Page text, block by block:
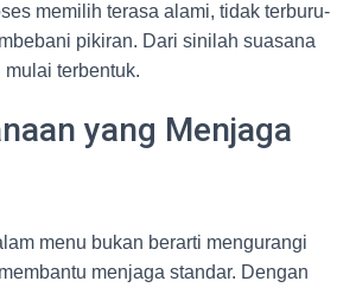
memilih terasa alami, tidak terburu-
pikiran. Dari sinilah suasana
terbentuk.
yang Menjaga
menu bukan berarti mengurangi
menjaga standar. Dengan